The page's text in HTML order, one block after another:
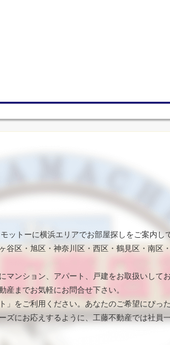
トーに横浜エリアでお部屋探しをご案内し
区・旭区・神奈川区・西区・鶴見区・南区
ンション、アパート、戸建をお取扱いしてお
までお気軽にお問合せ下さい。
をご利用ください。あなたのご希望にぴっ
にお応えするように、工藤不動産では社員